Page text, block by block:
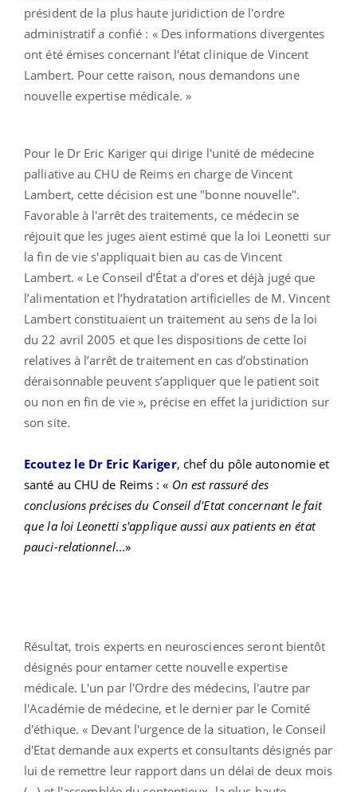
président de la plus haute juridiction de l'ordre
administratif a confié : « Des informations divergentes
ont été émises concernant l'état clinique de Vincent
Lambert. Pour cette raison, nous demandons une
nouvelle expertise médicale. »
Pour le Dr Eric Kariger qui dirige l'unité de médecine
palliative au CHU de Reims en charge de Vincent
Lambert, cette décision est une "bonne nouvelle".
Favorable à l'arrêt des traitements, ce médecin se
réjouit que les juges aient estimé que la loi Leonetti sur
la fin de vie s'appliquait bien au cas de Vincent
Lambert. « Le Conseil d’État a d’ores et déjà jugé que
l’alimentation et l’hydratation artificielles de M. Vincent
Lambert constituaient un traitement au sens de la loi
du 22 avril 2005 et que les dispositions de cette loi
relatives à l’arrêt de traitement en cas d’obstination
déraisonnable peuvent s’appliquer que le patient soit
ou non en fin de vie », précise en effet la juridiction sur
son site.
Ecoutez le Dr Eric Kariger, chef du pôle autonomie et
santé au CHU de Reims : « On est rassuré des
conclusions précises du Conseil d'Etat concernant le fait
que la loi Leonetti s'applique aussi aux patients en état
pauci-relationnel...»
Résultat, trois experts en neurosciences seront bientôt
désignés pour entamer cette nouvelle expertise
médicale. L'un par l'Ordre des médecins, l'autre par
l'Académie de médecine, et le dernier par le Comité
d'éthique. « Devant l'urgence de la situation, le Conseil
d'Etat demande aux experts et consultants désignés par
lui de remettre leur rapport dans un délai de deux mois